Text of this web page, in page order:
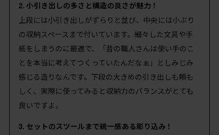
2. 小引き出しの多さと構造の良さが魅力 !
上段には小引き出しがずらりと並び、中央には小ぶり
の収納スペースまで付いています。細々した文具や手
紙をしまうのに最適で、「昔の職人さんは使い手のこ
とを本当に考えてつくっていたんだなぁ」としみじみ
感じる造りなんです。下段の大きめの引き出しも頼も
しく、実際に使ってみると収納力のバランスがとても
良いですよ。
3. セットのスツールまで統一感ある彫り込み !